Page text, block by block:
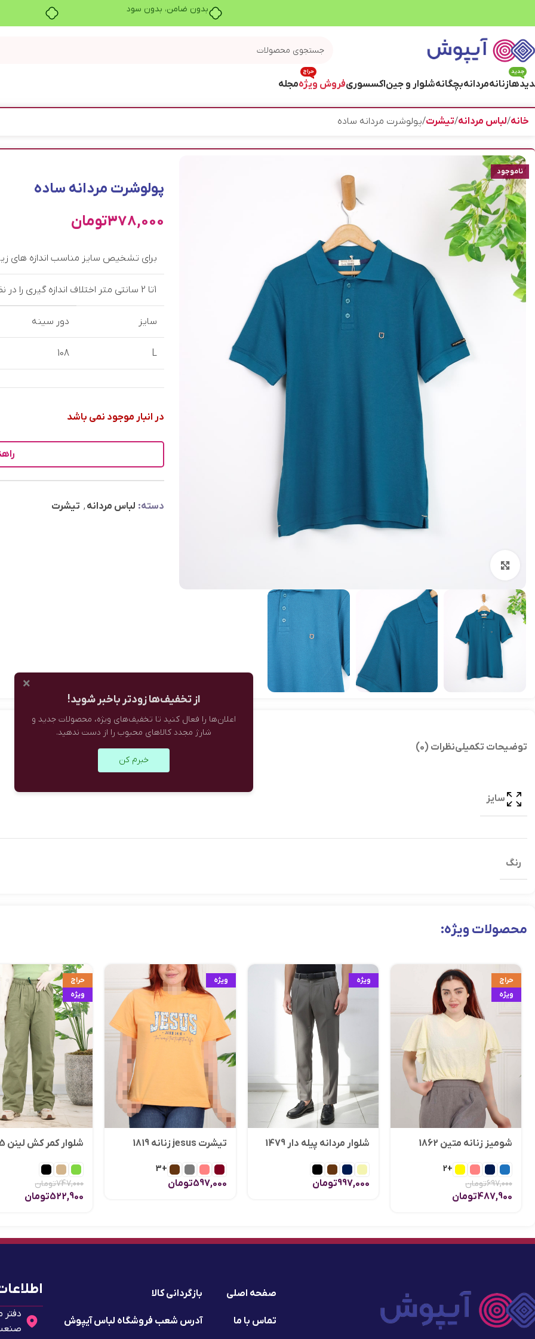
بدون ضامن، بدون سود
جدید
زنانهمردانهبچگانهشلوار و جیناکسسوریفروش ویژه
حراج
مجله
خانه لباس مردانه تیشرت پولوشرت مردانه ساده
ناموجود
پولوشرت مردانه ساده
378,000تومان
برای تشخیص سایز مناسب اندازه های
سایز دور سینه
L
108
در انبار موجود نمی باشد
دسته: لباس مردانه , تیشرت
توضیحات تکمیلینظرات (0)
سایز
رنگ
محصولات ویژه:
حراج
ویژه
شومیز زنانه متین 1862
+2
697,000تومان
487,900تومان
ویژه
شلوار مردانه پیله دار 1479
997,000تومان
ویژه
تیشرت jesus زنانه 1819
+3
597,000تومان
حراج
ویژه
شلوار کمر کش لینن 1835
747,000تومان
522,900تومان
صفحه اصلی
تماس با ما
بازگردانی کالا
آدرس شعب فروشگاه لباس آیپوش
دفتر
صنعت 2 -
×
از تخفیف‌ها زودتر باخبر شوید!
اعلان‌ها را فعال کنید تا تخفیف‌های ویژه، محصولات جدید و
شارژ مجدد کالاهای محبوب را از دست ندهید.
خبرم کن